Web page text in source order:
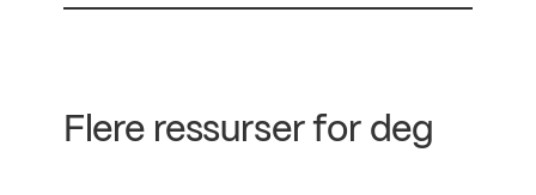
Flere ressurser for deg